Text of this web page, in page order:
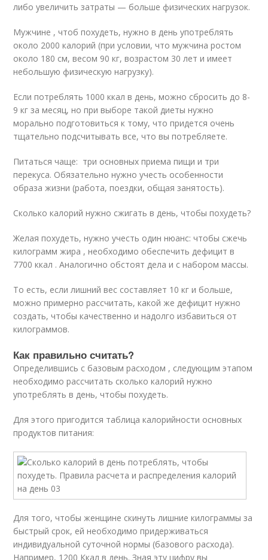
либо увеличить затраты — больше физических нагрузок.
Мужчине , чтоб похудеть, нужно в день употреблять
около 2000 калорий (при условии, что мужчина ростом
около 180 см, весом 90 кг, возрастом 30 лет и имеет
небольшую физическую нагрузку).
Если потреблять 1000 ккал в день, можно сбросить до 8-
9 кг за месяц, но при выборе такой диеты нужно
морально подготовиться к тому, что придется очень
тщательно подсчитывать все, что вы потребляете.
Питаться чаще: три основных приема пищи и три
перекуса. Обязательно нужно учесть особенности
образа жизни (работа, поездки, общая занятость).
Сколько калорий нужно сжигать в день, чтобы похудеть?
Желая похудеть, нужно учесть один нюанс: чтобы сжечь
килограмм жира , необходимо обеспечить дефицит в
7700 ккал . Аналогично обстоят дела и с набором массы.
То есть, если лишний вес составляет 10 кг и больше,
можно примерно рассчитать, какой же дефицит нужно
создать, чтобы качественно и надолго избавиться от
килограммов.
Как правильно считать?
Определившись с базовым расходом , следующим этапом
необходимо рассчитать сколько калорий нужно
употреблять в день, чтобы похудеть.
Для этого пригодится таблица калорийности основных
продуктов питания:
Для того, чтобы женщине скинуть лишние килограммы за
быстрый срок, ей необходимо придерживаться
индивидуальной суточной нормы (базового расхода).
Например, 1200 Ккал в день. Зная эту цифру вы